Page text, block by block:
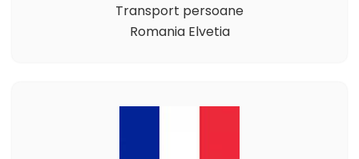
Transport persoane
Romania Elvetia